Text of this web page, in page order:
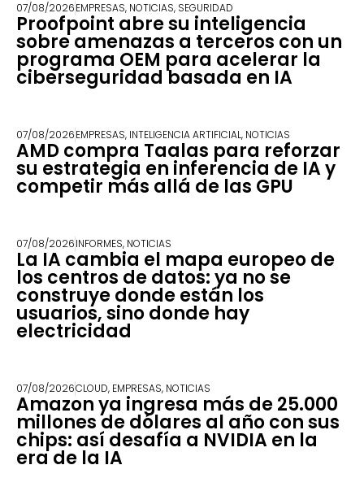
07/08/2026EMPRESAS, NOTICIAS, SEGURIDAD
Proofpoint abre su inteligencia
sobre amenazas a terceros con un
programa OEM para acelerar la
ciberseguridad basada en IA
07/08/2026EMPRESAS, INTELIGENCIA ARTIFICIAL, NOTICIAS
AMD compra Taalas para reforzar
su estrategia en inferencia de IA y
competir más allá de las GPU
07/08/2026INFORMES, NOTICIAS
La IA cambia el mapa europeo de
los centros de datos: ya no se
construye donde están los
usuarios, sino donde hay
electricidad
07/08/2026CLOUD, EMPRESAS, NOTICIAS
Amazon ya ingresa más de 25.000
millones de dólares al año con sus
chips: así desafía a NVIDIA en la
era de la IA